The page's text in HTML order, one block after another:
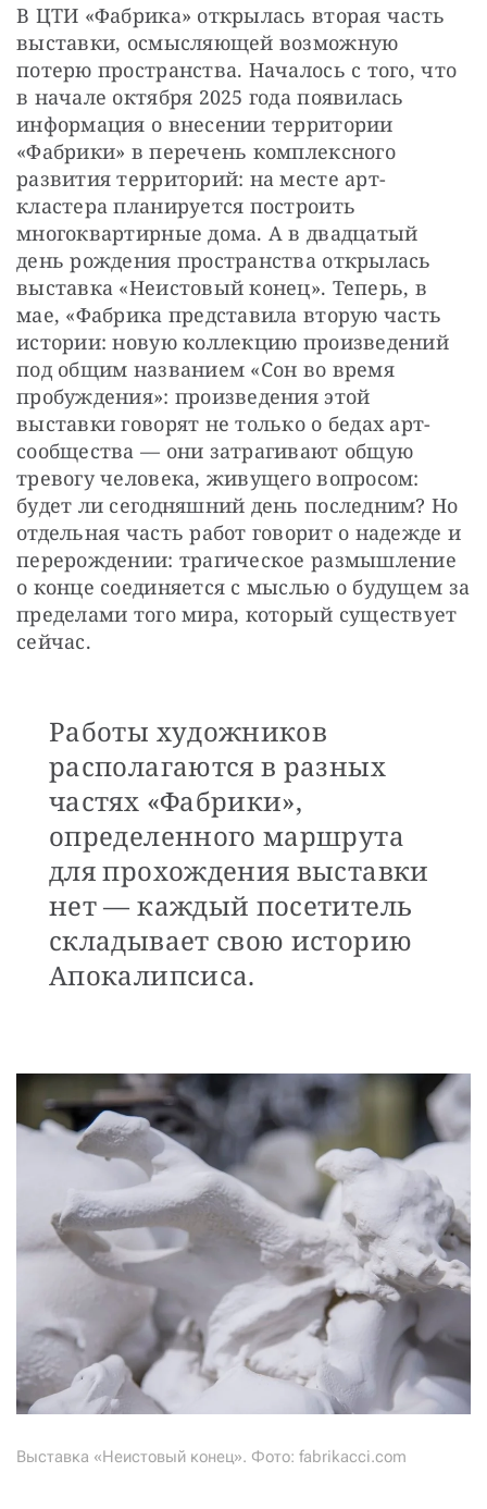
В ЦТИ «Фабрика» открылась вторая часть
выставки, осмысляющей возможную
потерю пространства. Началось с того, что
в начале октября 2025 года появилась
информация о внесении территории
«Фабрики» в перечень комплексного
развития территорий: на месте арт-
кластера планируется построить
многоквартирные дома. А в двадцатый
день рождения пространства открылась
выставка «Неистовый конец». Теперь, в
мае, «Фабрика представила вторую часть
истории: новую коллекцию произведений
под общим названием «Сон во время
пробуждения»: произведения этой
выставки говорят не только о бедах арт-
сообщества — они затрагивают общую
тревогу человека, живущего вопросом:
будет ли сегодняшний день последним? Но
отдельная часть работ говорит о надежде и
перерождении: трагическое размышление
о конце соединяется с мыслью о будущем за
пределами того мира, который существует
сейчас.
Работы художников
располагаются в разных
частях «Фабрики»,
определенного маршрута
для прохождения выставки
нет — каждый посетитель
складывает свою историю
Апокалипсиса.
Выставка «Неистовый конец». Фото: fabrikacci.com